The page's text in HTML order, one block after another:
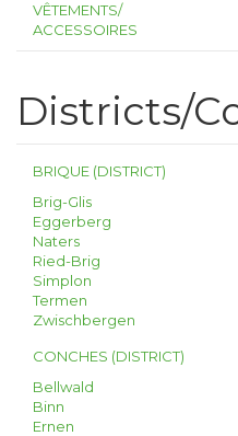
VÊTEMENTS/
ACCESSOIRES
Districts/
BRIQUE (DISTRICT)
Brig-Glis
Eggerberg
Naters
Ried-Brig
Simplon
Termen
Zwischbergen
CONCHES (DISTRICT)
Bellwald
Binn
Ernen